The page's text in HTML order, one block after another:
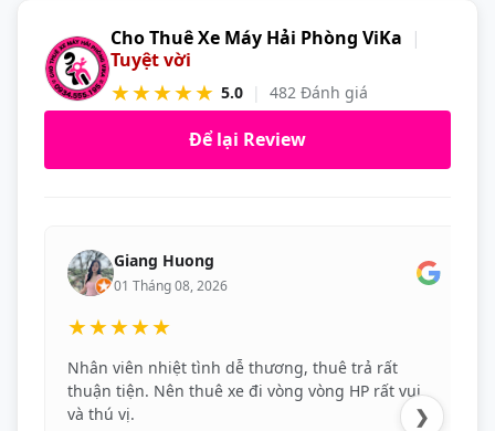
Cho Thuê Xe Máy Hải Phòng ViKa |
Tuyệt vời
★★★★★ 5.0 | 482 Đánh giá
Để lại Review
Giang Huong
01 Tháng 08, 2026
★★★★★
Nhân viên nhiệt tình dễ thương, thuê trả rất
thuận tiện. Nên thuê xe đi vòng vòng HP rất vui
và thú vị.
❯